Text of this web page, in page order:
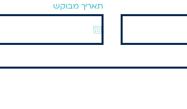
תאריך מבוקש